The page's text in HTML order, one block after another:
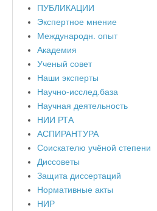
ПУБЛИКАЦИИ
Экспертное мнение
Международн. опыт
Академия
Ученый совет
Наши эксперты
Научно-исслед.база
Научная деятельность
НИИ РТА
АСПИРАНТУРА
Соискателю учёной степени
Диссоветы
Защита диссертаций
Нормативные акты
НИР